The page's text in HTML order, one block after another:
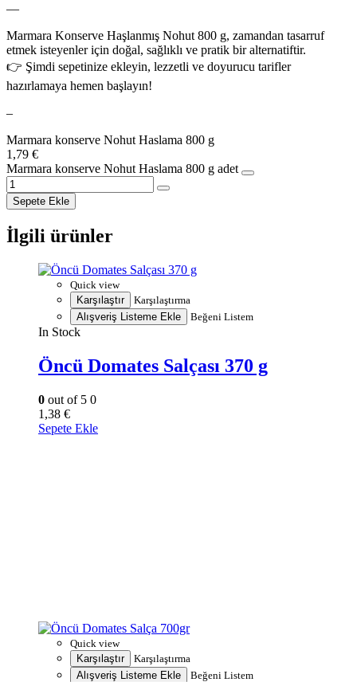
—
Marmara Konserve Haşlanmış Nohut 800 g, zamandan tasarruf
etmek isteyenler için doğal, sağlıklı ve pratik bir alternatiftir.
👉 Şimdi sepetinize ekleyin, lezzetli ve doyurucu tarifler
hazırlamaya hemen başlayın!
–
Marmara konserve Nohut Haslama 800 g
1,79 €
Marmara konserve Nohut Haslama 800 g adet
Sepete Ekle
İlgili ürünler
Quick view
Karşılaştır
Karşılaştırma
Alışveriş Listeme Ekle
Beğeni Listem
In Stock
Öncü Domates Salçası 370 g
0 out of 5 0
1,38 €
Sepete Ekle
Quick view
Karşılaştır
Karşılaştırma
Alışveriş Listeme Ekle
Beğeni Listem